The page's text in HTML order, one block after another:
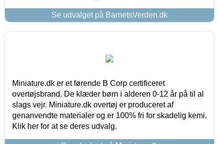
Se udvalget på BarnetsVerden.dk
Miniature.dk er et førende B Corp certificeret
overtøjsbrand. De klæder børn i alderen 0-12 år på til al
slags vejr. Miniature.dk overtøj er produceret af
genanvendte materialer og er 100% fri for skadelig kemi.
Klik her for at se deres udvalg.